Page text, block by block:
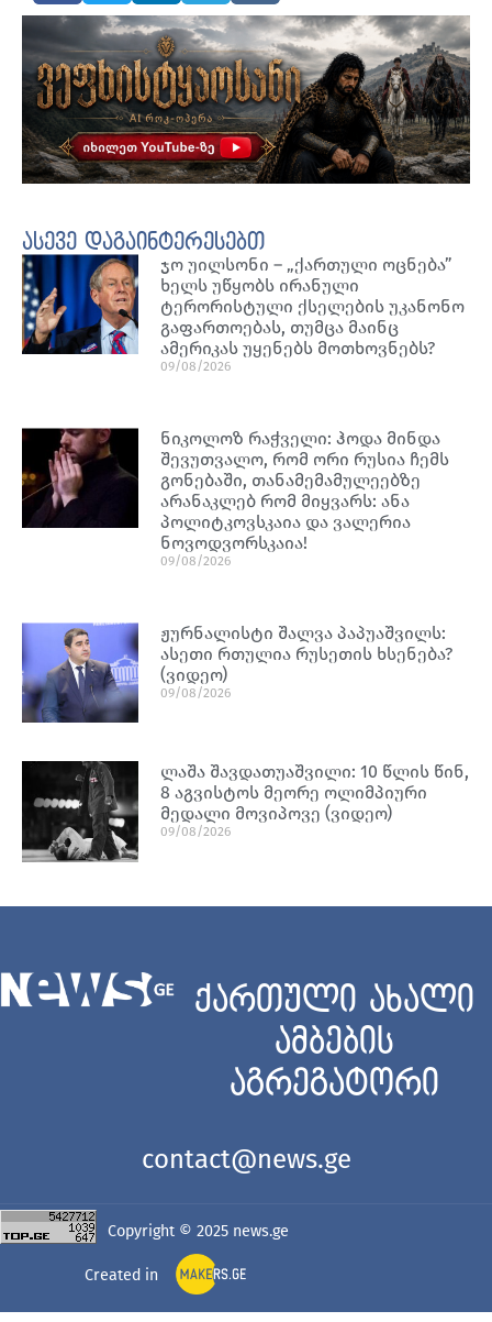
ასევე დაგაინტერესებთ
ჯო უილსონი – „ქართული ოცნება”
ხელს უწყობს ირანული
ტერორისტული ქსელების უკანონო
გაფართოებას, თუმცა მაინც
ამერიკას უყენებს მოთხოვნებს?
09/08/2026
ნიკოლოზ რაჭველი: ჰოდა მინდა
შევუთვალო, რომ ორი რუსია ჩემს
გონებაში, თანამემამულეებზე
არანაკლებ რომ მიყვარს: ანა
პოლიტკოვსკაია და ვალერია
ნოვოდვორსკაია!
09/08/2026
ჟურნალისტი შალვა პაპუაშვილს:
ასეთი რთულია რუსეთის ხსენება?
(ვიდეო)
09/08/2026
ლაშა შავდათუაშვილი: 10 წლის წინ,
8 აგვისტოს მეორე ოლიმპიური
მედალი მოვიპოვე (ვიდეო)
09/08/2026
ქართული ახალი
ამბების
აგრეგატორი
contact@news.ge
Copyright © 2025 news.ge
Created in